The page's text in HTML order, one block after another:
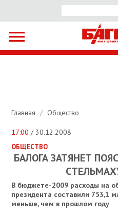
Главная / Общество
17:00 / 30.12.2008
ОБЩЕСТВО
БАЛОГА ЗАТЯНЕТ
В бюджете-2009 расходы на
президента составили 753,1
меньше, чем в прошлом году